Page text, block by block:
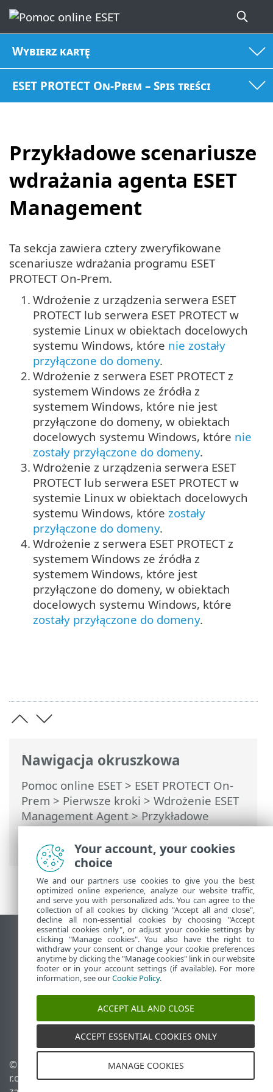
Wybierz kartę
ESET PROTECT On-Prem – Spis treści
Przykładowe scenariusze
wdrażania agenta ESET
Management
Nawigacja okruszkowa
Pomoc online ESET> ESET PROTECT On-
Prem > Pierwsze kroki > Wdrożenie ESET
Management Agent> Przykładowe
scenariusze wdrażania agenta ESET
Management
Ta sekcja zawiera cztery zweryfikowane
scenariusze wdrażania programu ESET
PROTECT On-Prem.
1. Wdrożenie z urządzenia serwera ESET
PROTECT lub serwera ESET PROTECT w
systemie Linux w obiektach docelowych
systemu Windows, które nie zostały
przyłączone do domeny.
2. Wdrożenie z serwera ESET PROTECT z
systemem Windows ze źródła z
systemem Windows, które nie jest
przyłączone do domeny, w obiektach
docelowych systemu Windows, które nie
zostały przyłączone do domeny.
3. Wdrożenie z urządzenia serwera ESET
PROTECT lub serwera ESET PROTECT w
systemie Linux w obiektach docelowych
systemu Windows, które zostały
przyłączone do domeny.
4. Wdrożenie z serwera ESET PROTECT z
systemem Windows ze źródła z
systemem Windows, które jest
przyłączone do domeny, w obiektach
docelowych systemu Windows, które
zostały przyłączone do domeny.
Wyświetl witrynę internetową dla
komputerów
End of Life
Baza wiedzy ESET
Forum ESET
ESET Status Portal
Pomoc regionalna
© 1992 - 2026 ESET, spol. s
r.o. – Wszelkie prawa
Zarządzaj plikami cookie
Polityka dotycząca plików
Your account, your cookies
choice
We and our partners use cookies to give you the best
optimized online experience, analyze our website traffic,
and serve you with personalized ads. You can agree to the
collection of all cookies by clicking "Accept all and close",
decline all non-essential cookies by choosing "Accept
essential cookies only", or adjust your cookie settings by
clicking "Manage cookies". You also have the right to
withdraw your consent or change your cookie preferences
anytime by clicking the "Manage cookies" link in our website
footer or in your account settings (if available). For more
information, see ourCookie Policy.
ACCEPT ALL AND CLOSE
ACCEPT ESSENTIAL COOKIES ONLY
MANAGE COOKIES